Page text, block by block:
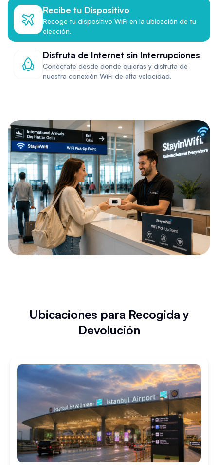
Recibe tu Dispositivo
Recoge tu dispositivo WiFi en la ubicación de tu
elección.
Disfruta de Internet sin Interrupciones
Conéctate desde donde quieras y disfruta de
nuestra conexión WiFi de alta velocidad.
Ubicaciones para Recogida y
Devolución